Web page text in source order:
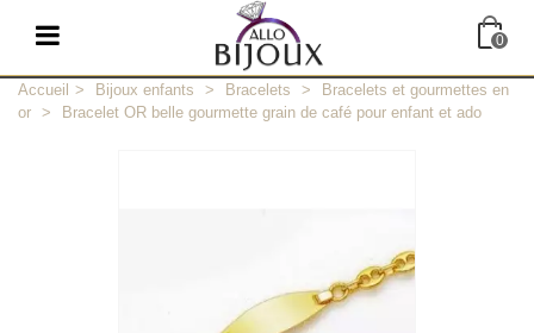
0
Accueil > Bijoux enfants > Bracelets >
Bracelets et gourmettes en
or > Bracelet OR belle gourmette grain de café pour enfant et ado